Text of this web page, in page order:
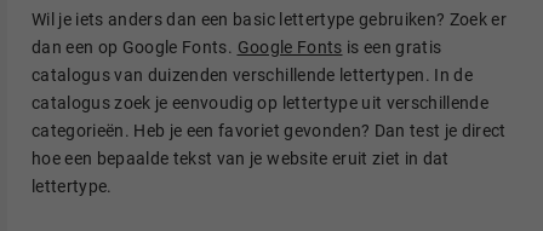
Wil je iets anders dan een basic lettertype gebruiken? Zoek er
dan een op Google Fonts. Google Fonts is een gratis
catalogus van duizenden verschillende lettertypen. In de
catalogus zoek je eenvoudig op lettertype uit verschillende
categorieën. Heb je een favoriet gevonden? Dan test je direct
hoe een bepaalde tekst van je website eruit ziet in dat
lettertype.